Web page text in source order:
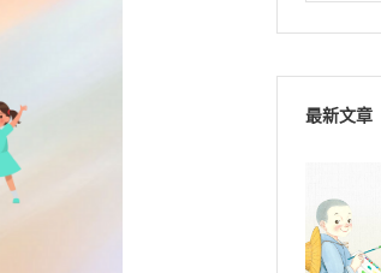
最新文章